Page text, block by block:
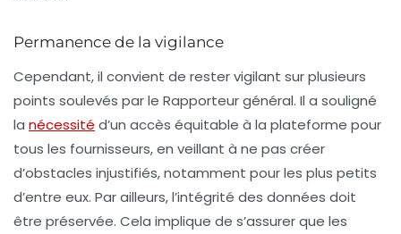
Permanence de la vigilance
Cependant, il convient de rester vigilant sur plusieurs
points soulevés par le Rapporteur général. Il a souligné
la nécessité d’un accès équitable à la plateforme pour
tous les fournisseurs, en veillant à ne pas créer
d’obstacles injustifiés, notamment pour les plus petits
d’entre eux. Par ailleurs, l’intégrité des données doit
être préservée. Cela implique de s’assurer que les